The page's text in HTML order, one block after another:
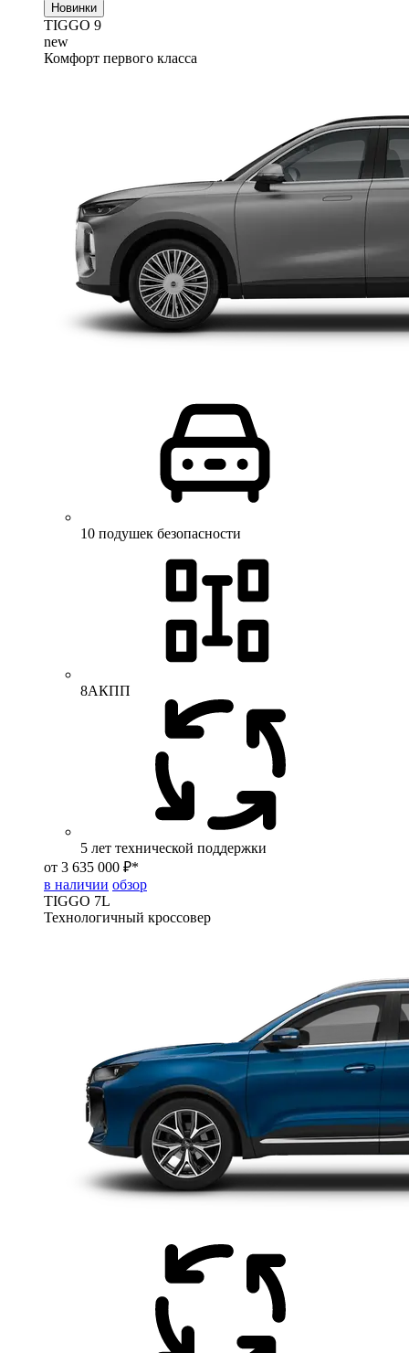
Новинки
TIGGO 9
new
Комфорт первого класса
10 подушек безопасности
8АКПП
5 лет технической поддержки
от 3 635 000 ₽*
в наличии обзор
TIGGO 7L
Технологичный кроссовер